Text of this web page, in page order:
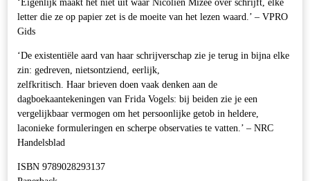
‘Eigenlijk maakt het niet uit waar Nicolien Mizee over schrijft, elke
letter die ze op papier zet is de moeite van het lezen waard.’ – VPRO
Gids
‘De existentiële aard van haar schrijverschap zie je terug in bijna elke
zin: gedreven, nietsontziend, eerlijk,
zelfkritisch. Haar brieven doen vaak denken aan de
dagboekaantekeningen van Frida Vogels: bij beiden zie je een
vergelijkbaar vermogen om het persoonlijke getob in heldere,
laconieke formuleringen en scherpe observaties te vatten.’ – NRC
Handelsblad
ISBN 9789028293137